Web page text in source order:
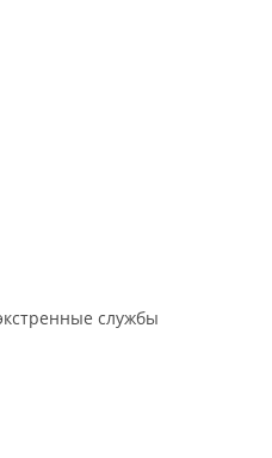
службы